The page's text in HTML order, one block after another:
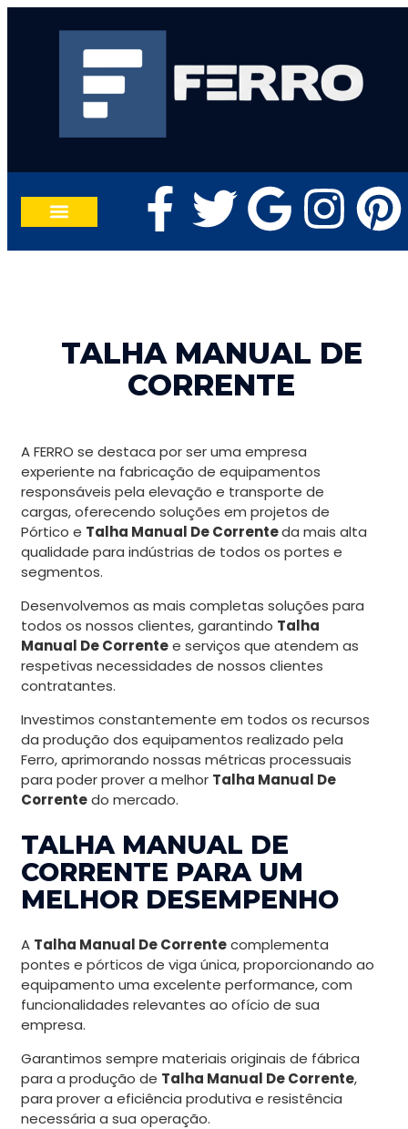
TALHA MANUAL DE
CORRENTE
A FERRO se destaca por ser uma empresa
experiente na fabricação de equipamentos
responsáveis pela elevação e transporte de
cargas, oferecendo soluções em projetos de
Pórtico e Talha Manual De Correnteda mais alta
qualidade para indústrias de todos os portes e
segmentos.
Desenvolvemos as mais completas soluções para
todos os nossos clientes, garantindo Talha
Manual De Correntee serviços que atendem as
respetivas necessidades de nossos clientes
contratantes.
Investimos constantemente em todos os recursos
da produção dos equipamentos realizado pela
Ferro, aprimorando nossas métricas processuais
para poder prover a melhor Talha Manual De
Correntedo mercado.
TALHA MANUAL DE
CORRENTE PARA UM
MELHOR DESEMPENHO
A Talha Manual De Correntecomplementa
pontes e pórticos de viga única, proporcionando ao
equipamento uma excelente performance, com
funcionalidades relevantes ao ofício de sua
empresa.
Garantimos sempre materiais originais de fábrica
para a produção de Talha Manual De Corrente,
para prover a eficiência produtiva e resistência
necessária a sua operação.